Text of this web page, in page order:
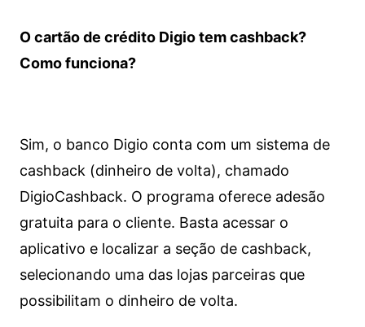
O cartão de crédito Digio tem cashback?
Como funciona?
Sim, o banco Digio conta com um sistema de
cashback (dinheiro de volta), chamado
DigioCashback. O programa oferece adesão
gratuita para o cliente. Basta acessar o
aplicativo e localizar a seção de cashback,
selecionando uma das lojas parceiras que
possibilitam o dinheiro de volta.